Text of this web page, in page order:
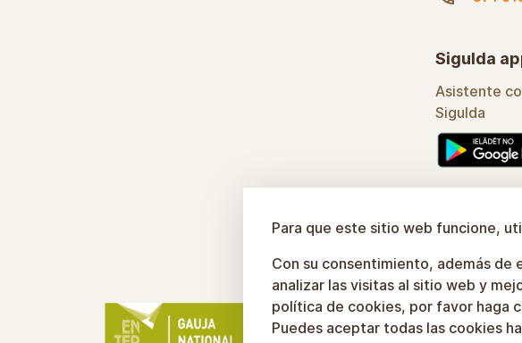
+371
Sigulda app
Asistente
Sigulda
Aprende más
Para que este sitio web funcione,
Con su consentimiento, además
analizar las visitas al sitio web y
política de cookies, por favor haga
Puedes aceptar todas las cookies